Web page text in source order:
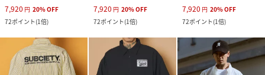
7,920 円 20%OFF
72ポイント(1倍)
7,920 円 20%OFF
72ポイント(1倍)
7,920 円 20%OFF
72ポイント(1倍)